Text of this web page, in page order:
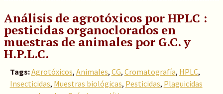
Análisis de agrotóxicos por HPLC :
pesticidas organoclorados en
muestras de animales por G.C. y
H.P.L.C.
Tags:Agrotóxicos, Animales, CG, Cromatografía, HPLC,
Insecticidas, Muestras biológicas, Pesticidas, Plaguicidas